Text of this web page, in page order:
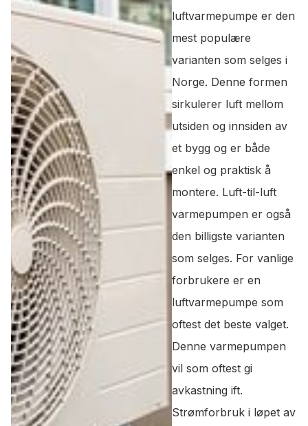
luftvarmepumpe er den
mest populære
varianten som selges i
Norge. Denne formen
sirkulerer luft mellom
utsiden og innsiden av
et bygg og er både
enkel og praktisk å
montere. Luft-til-luft
varmepumpen er også
den billigste varianten
som selges. For vanlige
forbrukere er en
luftvarmepumpe som
oftest det beste valget.
Denne varmepumpen
vil som oftest gi
avkastning ift.
Strømforbruk i løpet av